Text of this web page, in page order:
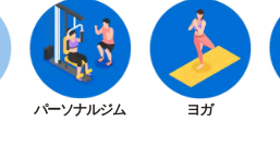
パーソナルジム ヨガ